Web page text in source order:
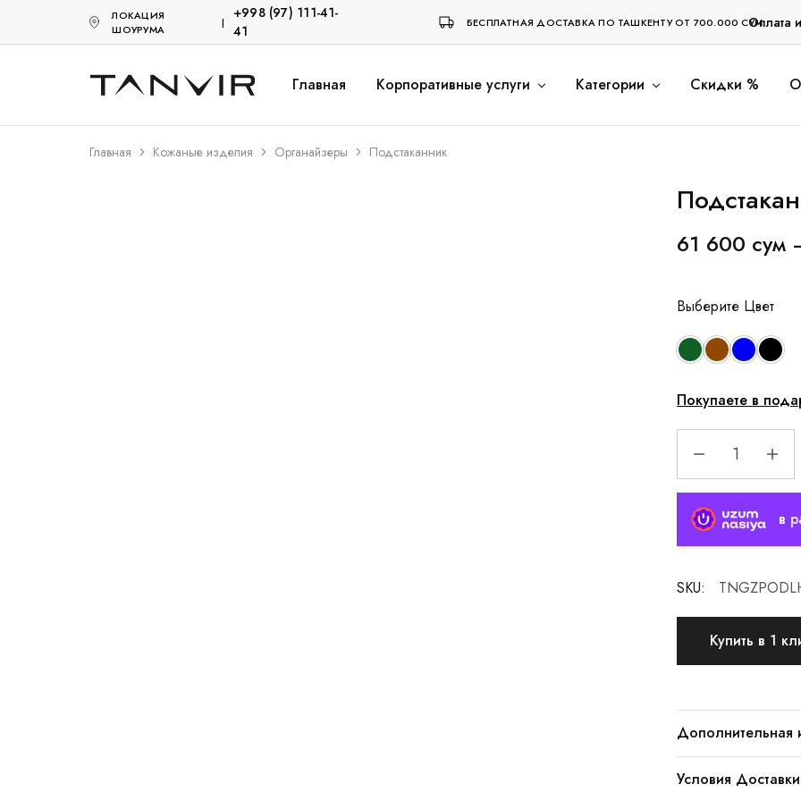
ЛОКАЦИЯ
ШОУРУМА
|
+998 (97) 111-41-
41
БЕСПЛАТНАЯ ДОСТАВКА ПО ТАШКЕНТУ ОТ 700.000 СУМОплата
Tanvir.uz
Кожанные Главная Корпоративные услуги Категории Скидки %
Главная Кожаные изделия Органайзеры Подстаканник
61 600 сум
Цвет
Покупаете в
в
SKU:
Купить в 1
Дополнительная
Условия Доставки